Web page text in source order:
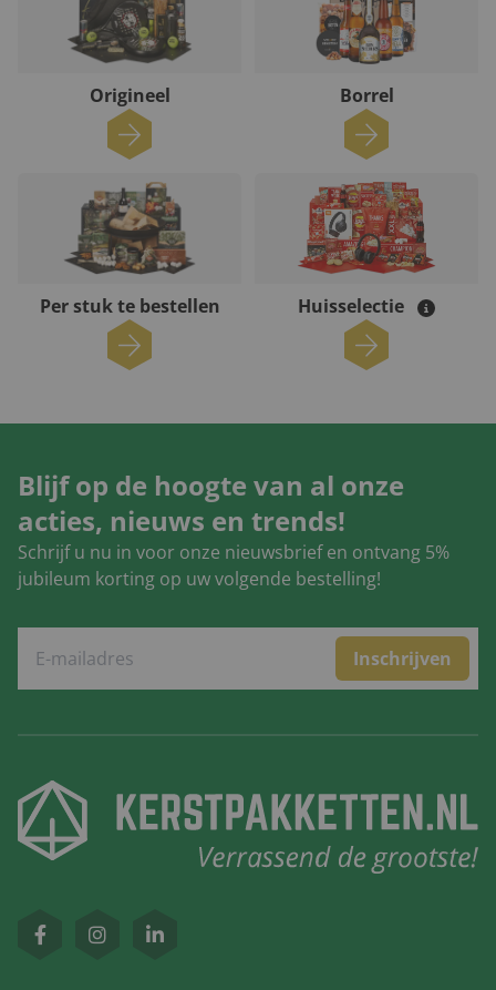
Origineel Borrel
Per stuk te bestellen Huisselectie
Blijf op de hoogte van al onze
acties, nieuws en trends!
Schrijf u nu in voor onze nieuwsbrief en ontvang 5%
jubileum korting op uw volgende bestelling!
Inschrijven